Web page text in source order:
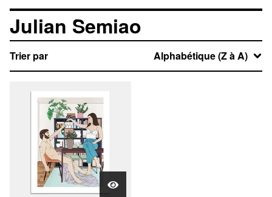
Julian Semiao
Trier par Alphabétique (Z à A)